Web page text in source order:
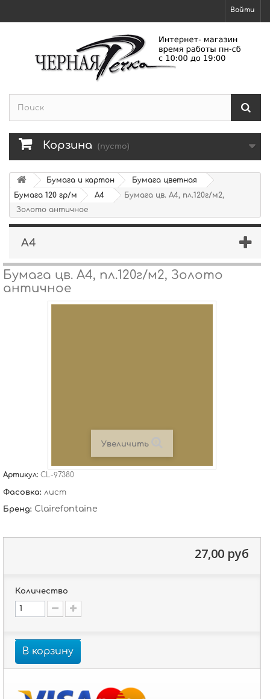
Войти
Корзина (пусто)
Бумага и картон
Бумага цветная
Бумага 120 гр/м
A4
Бумага цв. А4, пл.120г/м2,
Золото античное
A4
Бумага цв. А4, пл.120г/м2, Золото
античное
Увеличить
Артикул: CL-97380
Фасовка: лист
Бренд: Clairefontaine
27,00 руб
Количество
В корзину